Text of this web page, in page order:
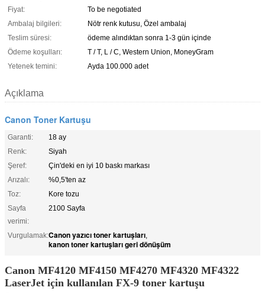
Fiyat:
To be negotiated
Ambalaj bilgileri:
Nötr renk kutusu, Özel ambalaj
Teslim süresi:
ödeme alındıktan sonra 1-3 gün içinde
Ödeme koşulları:
T / T, L / C, Western Union, MoneyGram
Yetenek temini:
Ayda 100.000 adet
Açıklama
Canon Toner Kartuşu
Garanti:
18 ay
Renk:
Siyah
Şeref:
Çin'deki en iyi 10 baskı markası
Arızalı:
%0,5'ten az
Toz:
Kore tozu
Sayfa
verimi:
2100 Sayfa
Vurgulamak:Canon yazıcı toner kartuşları,
kanon toner kartuşları geri dönüşüm
Canon MF4120 MF4150 MF4270 MF4320 MF4322
LaserJet için kullanılan FX-9 toner kartuşu